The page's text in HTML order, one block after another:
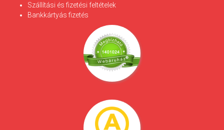
Szállítási és fizetési feltételek
Bankkártyás fizetés